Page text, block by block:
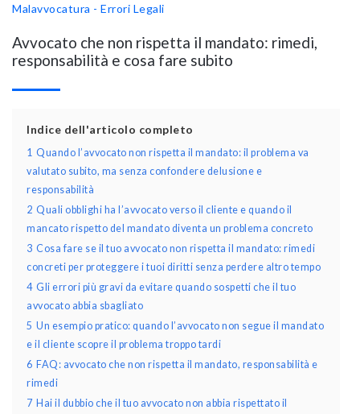
Malavvocatura - Errori Legali
Avvocato che non rispetta il mandato: rimedi,
responsabilità e cosa fare subito
Indice dell'articolo completo
1 Quando l’avvocato non rispetta il mandato: il problema va
valutato subito, ma senza confondere delusione e
responsabilità
2 Quali obblighi ha l’avvocato verso il cliente e quando il
mancato rispetto del mandato diventa un problema concreto
3 Cosa fare se il tuo avvocato non rispetta il mandato: rimedi
concreti per proteggere i tuoi diritti senza perdere altro tempo
4 Gli errori più gravi da evitare quando sospetti che il tuo
avvocato abbia sbagliato
5 Un esempio pratico: quando l’avvocato non segue il mandato
e il cliente scopre il problema troppo tardi
6 FAQ: avvocato che non rispetta il mandato, responsabilità e
rimedi
7 Hai il dubbio che il tuo avvocato non abbia rispettato il